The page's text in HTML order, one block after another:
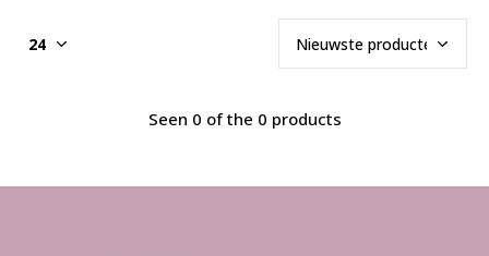
Seen 0 of the 0 products